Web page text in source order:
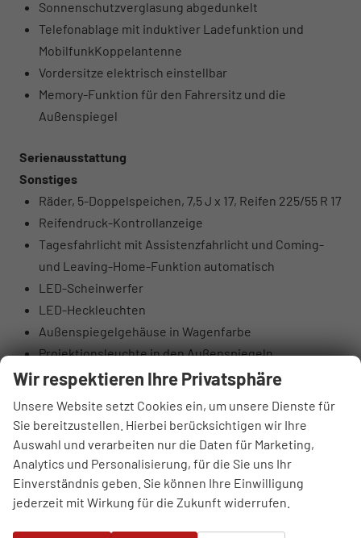
Sonnenschutzverglasung abgedunkelt
Telefonablage mit induktiver Ladefunktion und
MobilfunkKoppelantenne
Vordersitze elektrisch einstellbar
Memory-Funktion für den Fahrersitz und die
Außenspiegel
Serienausstattung
Sonstiges
Räder, 5-Doppelspeichen, 7,5 J x 17, Reifen 225/55 R 17
Reifendruck-Kontrollanzeige
Tagesfahrlicht mit Assistenzfahrlicht und Coming-
und Leaving-Home-Funktion automatisch
LED-Scheinwerfer
LED-Heckleuchten
Außenspiegelgehäuse in Wagenfarbe
Projektionsleuchte in den Außenspiegeln
Dachreling Aluminiumoptik
Scheiben seitlich und hinten in
Wärmeschutzverglasung
Kühlerschutzgitter und Diffusor schwarz matt
genarbt
Türgriffe in Wagenfarbe
Wir respektieren Ihre Privatsphäre
Unsere Website setzt Cookies ein, um unsere Dienste für
Sie bereitzustellen. Hierbei berücksichtigen wir Ihre
Auswahl und verarbeiten nur die Daten für Marketing,
Analytics und Personalisierung, für die Sie uns Ihr
Einverständnis geben. Sie können Ihre Einwilligung
jederzeit mit Wirkung für die Zukunft widerrufen.